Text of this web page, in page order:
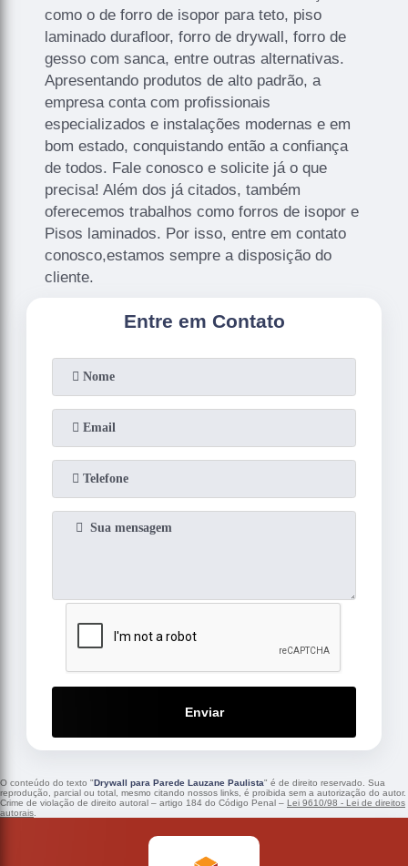
como o de forro de isopor para teto, piso
laminado durafloor, forro de drywall, forro de
gesso com sanca, entre outras alternativas.
Apresentando produtos de alto padrão, a
empresa conta com profissionais
especializados e instalações modernas e em
bom estado, conquistando então a confiança
de todos. Fale conosco e solicite já o que
precisa! Além dos já citados, também
oferecemos trabalhos como forros de isopor e
Pisos laminados. Por isso, entre em contato
conosco,estamos sempre a disposição do
cliente.
Entre em Contato
Enviar
O conteúdo do texto "Drywall para Parede Lauzane Paulista" é de direito reservado. Sua
reprodução, parcial ou total, mesmo citando nossos links, é proibida sem a autorização do autor.
Crime de violação de direito autoral – artigo 184 do Código Penal – Lei 9610/98 - Lei de direitos
autorais.